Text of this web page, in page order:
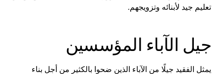
تعليم جيد لأبنائه وتزويجهم.
جيل الآباء المؤسسين
يمثل الفقيد جيلًا من الآباء الذين ضحوا بالكثير من أجل بناء